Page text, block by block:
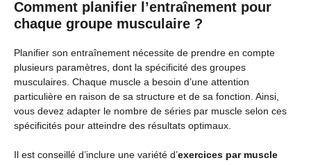
Comment planifier l’entraînement pour
chaque groupe musculaire ?
Planifier son entraînement nécessite de prendre en compte
plusieurs paramètres, dont la spécificité des groupes
musculaires. Chaque muscle a besoin d’une attention
particulière en raison de sa structure et de sa fonction. Ainsi,
vous devez adapter le nombre de séries par muscle selon ces
spécificités pour atteindre des résultats optimaux.
Il est conseillé d’inclure une variété d’exercices par muscle